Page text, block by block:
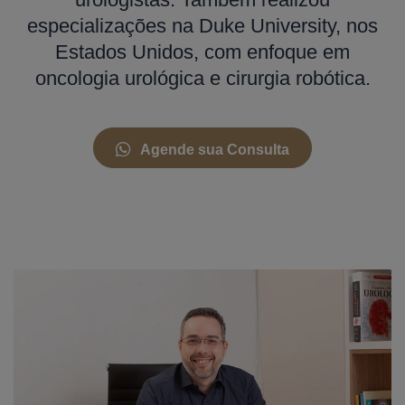
especializações na Duke University, nos
Estados Unidos, com enfoque em
oncologia urológica e cirurgia robótica.
Agende sua Consulta